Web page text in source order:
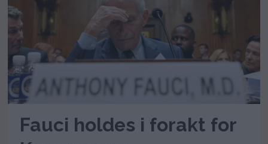
Fauci holdes i forakt for